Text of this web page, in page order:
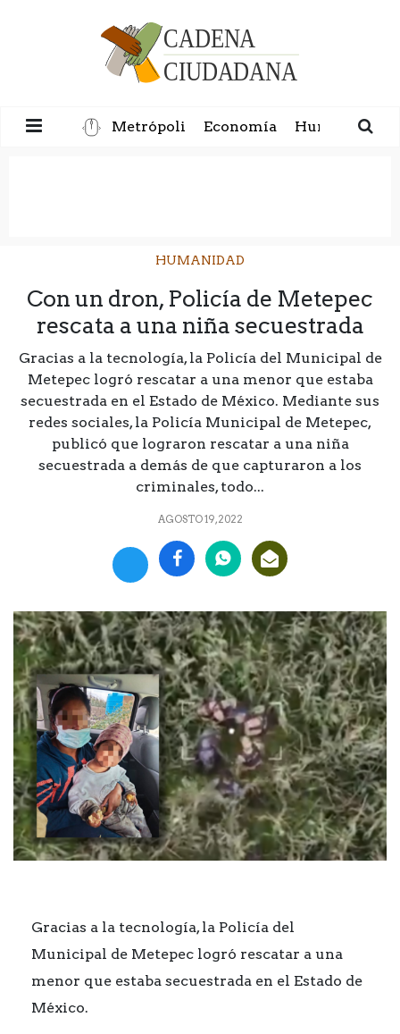
Metrópoli Economía Humanidad
HUMANIDAD
Con un dron, Policía de Metepec
rescata a una niña secuestrada
Gracias a la tecnología, la Policía del Municipal de
Metepec logró rescatar a una menor que estaba
secuestrada en el Estado de México. Mediante sus
redes sociales, la Policía Municipal de Metepec,
publicó que lograron rescatar a una niña
secuestrada a demás de que capturaron a los
criminales, todo...
AGOSTO 19, 2022
Gracias a la tecnología, la Policía del
Municipal de Metepec logró rescatar a una
menor que estaba secuestrada en el Estado de
México.